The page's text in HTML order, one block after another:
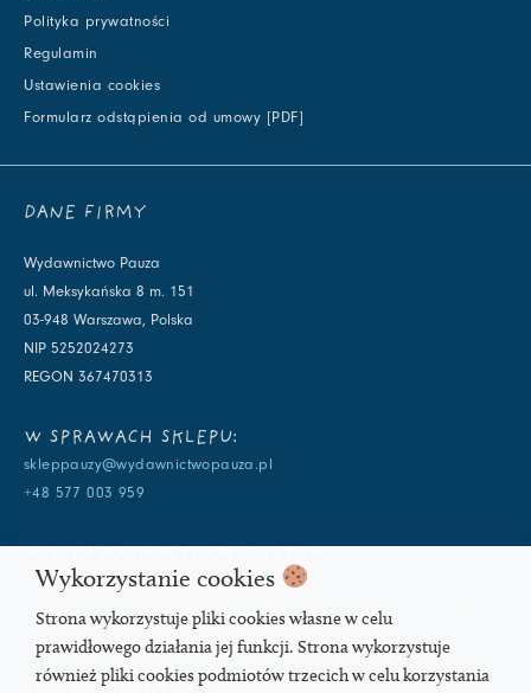
Polityka prywatności
Regulamin
Ustawienia cookies
Formularz odstąpienia od umowy [PDF]
DANE FIRMY
Wydawnictwo Pauza
ul. Meksykańska 8 m. 151
03-948 Warszawa, Polska
NIP 5252024273
REGON 367470313
W SPRAWACH SKLEPU:
skleppauzy@wydawnictwopauza.pl
+48 577 003 959
info@wydawnictwopauza.pl
+48 501 177 119 (czynny w dni powszednie w godzinach 11-15,
proszę o wysłanie wiadomości SMS, gdybym nie odbierała)
SOCIAL MEDIA
Wykorzystanie cookies
Strona wykorzystuje pliki cookies własne w celu
prawidłowego działania jej funkcji. Strona wykorzystuje
również pliki cookies podmiotów trzecich w celu korzystania